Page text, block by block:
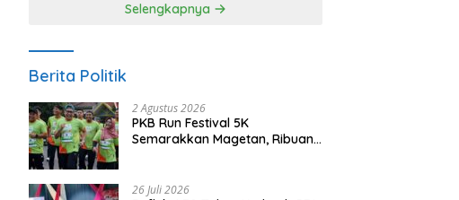
Selengkapnya
Berita Politik
2 Agustus 2026
PKB Run Festival 5K
Semarakkan Magetan, Ribuan
26 Juli 2026